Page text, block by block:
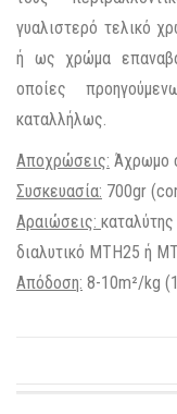
γυαλιστερό τελικό
ή ως χρώμα
οποίες
καταλλήλως.
Αποχρώσεις: Άχρωμο
Συσκευασία: 700gr
Αραιώσεις: καταλύτης
διαλυτικό ΜΤΗ25 ή
Απόδοση: 8-10m²/kg